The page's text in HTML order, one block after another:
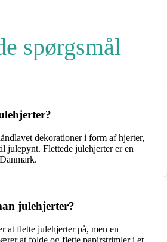
spørgsmål
dekorationer i form af hjerter,
julepynt. Flettede julehjerter er en
julehjerter?
at flette julehjerter på, men en
at folde og flette papirstrimler i et